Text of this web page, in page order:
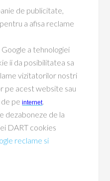
de publicitate,
a afisa reclame
a tehnologiei
ii da posibilitatea sa
vizitatorilor nostri
pe acest website sau
de peinternet.
dezaboneze de la
DART cookies
reclame si